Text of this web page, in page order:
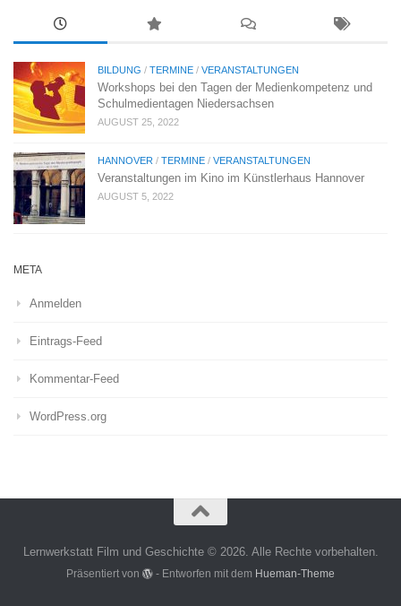
BILDUNG / TERMINE / VERANSTALTUNGEN
Workshops bei den Tagen der Medienkompetenz und
Schulmedientagen Niedersachsen
AUGUST 25, 2022
HANNOVER / TERMINE / VERANSTALTUNGEN
Veranstaltungen im Kino im Künstlerhaus Hannover
AUGUST 5, 2022
META
Anmelden
Eintrags-Feed
Kommentar-Feed
WordPress.org
Lernwerkstatt Film und Geschichte © 2026. Alle Rechte vorbehalten.
Präsentiert von - Entworfen mit dem Hueman-Theme